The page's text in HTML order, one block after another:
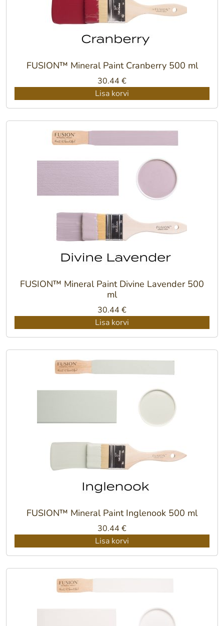
FUSION™ Mineral Paint Cranberry 500 ml
30.44 €
Lisa korvi
FUSION™ Mineral Paint Divine Lavender 500
ml
30.44 €
Lisa korvi
FUSION™ Mineral Paint Inglenook 500 ml
30.44 €
Lisa korvi